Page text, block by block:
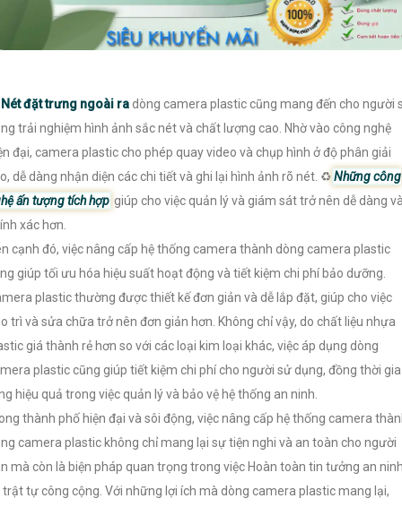
Nét đặt trưng ngoài ra dòng camera plastic cũng mang đến cho người
trải nghiệm hình ảnh sắc nét và chất lượng cao. Nhờ vào công nghệ
đại, camera plastic cho phép quay video và chụp hình ở độ phân giải
dễ dàng nhận diện các chi tiết và ghi lại hình ảnh rõ nét. ♻Những công
ấn tượng tích hợp giúp cho việc quản lý và giám sát trở nên dễ dàng
xác hơn.
cạnh đó, việc nâng cấp hệ thống camera thành dòng camera plastic
giúp tối ưu hóa hiệu suất hoạt động và tiết kiệm chi phí bảo dưỡng.
plastic thường được thiết kế đơn giản và dễ lắp đặt, giúp cho việc
trì và sửa chữa trở nên đơn giản hơn. Không chỉ vậy, do chất liệu nhựa
giá thành rẻ hơn so với các loại kim loại khác, việc áp dụng dòng
plastic cũng giúp tiết kiệm chi phí cho người sử dụng, đồng thời gia
hiệu quả trong việc quản lý và bảo vệ hệ thống an ninh.
thành phố hiện đại và sôi động, việc nâng cấp hệ thống camera
camera plastic không chỉ mang lại sự tiện nghi và an toàn cho người
mà còn là biện pháp quan trọng trong việc Hoàn toàn tin tưởng an
trật tự công cộng. Với những lợi ích mà dòng camera plastic mang lại,